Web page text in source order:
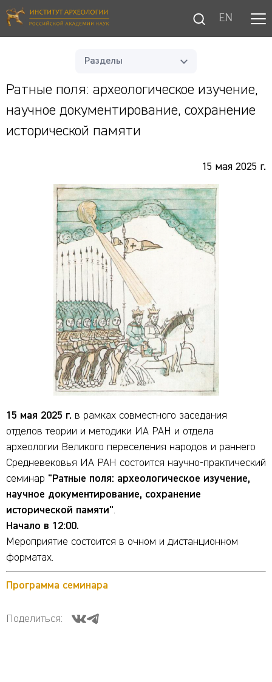
EN
Разделы
Ратные поля: археологическое изучение,
научное документирование, сохранение
исторической памяти
15 мая 2025 г.
15 мая 2025 г. в рамках совместного заседания
отделов теории и методики ИА РАН и отдела
археологии Великого переселения народов и раннего
Средневековья ИА РАН состоится научно-практический
семинар "Ратные поля: археологическое изучение,
научное документирование, сохранение
исторической памяти".
Начало в 12:00.
Мероприятие состоится в очном и дистанционном
форматах.
Программа семинара
Поделиться: